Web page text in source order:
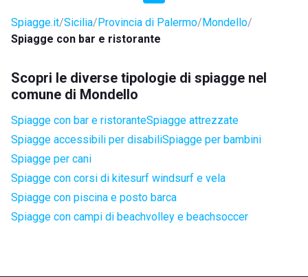
Spiagge.it Sicilia Provincia di Palermo Mondello
Spiagge con bar e ristorante
Scopri le diverse tipologie di spiagge nel
comune di Mondello
Spiagge con bar e ristoranteSpiagge attrezzate
Spiagge accessibili per disabiliSpiagge per bambini
Spiagge per cani
Spiagge con corsi di kitesurf windsurf e vela
Spiagge con piscina e posto barca
Spiagge con campi di beachvolley e beachsoccer